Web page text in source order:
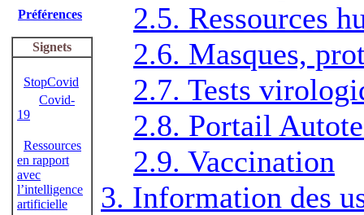
Préférences
Signets
StopCovid
Covid-
19
Ressources
en rapport
avec
l’intelligence
artificielle
2.5. Ressources
2.6. Masques,
2.7. Tests
2.8. Portail
2.9. Vaccination
3. Information des